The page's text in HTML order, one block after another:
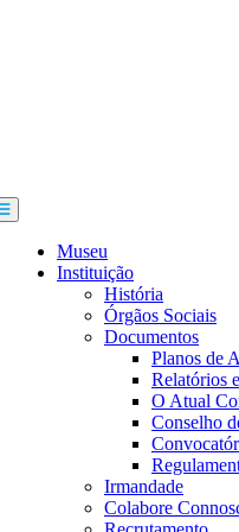
Museu
Instituição
História
Órgãos Sociais
Documentos
Planos de
Relatórios
O Atual
Conselho
Irmandade
Colabore